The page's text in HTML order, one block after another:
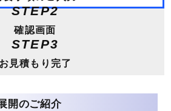
STEP2
確認画面
STEP3
お見積もり完了
開のご紹介